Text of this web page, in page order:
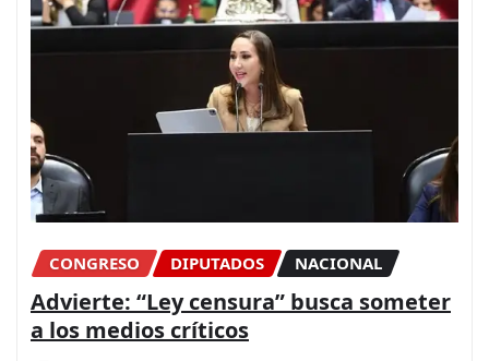
CONGRESO DIPUTADOS NACIONAL
Advierte: “Ley censura” busca someter
a los medios críticos